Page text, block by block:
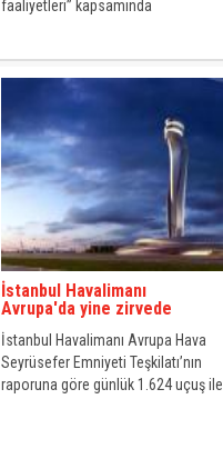
faaliyetleri” kapsamında
İstanbul Havalimanı
Avrupa'da yine zirvede
İstanbul Havalimanı Avrupa Hava
Seyrüsefer Emniyeti Teşkilatı’nın
raporuna göre günlük 1.624 uçuş ile